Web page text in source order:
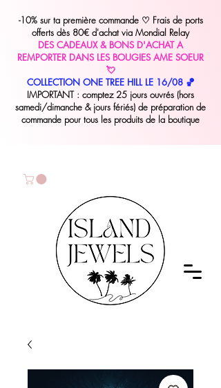
-10% sur ta première commande ♡ Frais de ports
offerts dès 80€ d'achat via Mondial Relay
DES CADEAUX & BONS D'ACHAT A
REMPORTER DANS LES BOUGIES AME SOEUR
💘
COLLECTION ONE TREE HILL LE 16/08 🏀
IMPORTANT : comptez 25 jours ouvrés (hors
samedi/dimanche & jours fériés) de préparation de
commande pour tous les produits de la boutique